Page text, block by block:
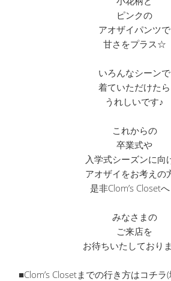
ピンクの
アオザイパンツで
甘さをプラス☆
いろんなシーンで
着ていただけたら
うれしいです♪
これからの
卒業式や
入学式シーズンに向
アオザイをお考えの
是非Clom’s Closetへ
みなさまの
ご来店を
お待ちいたしており
■Clom’s Closetまでの行き方はコチ